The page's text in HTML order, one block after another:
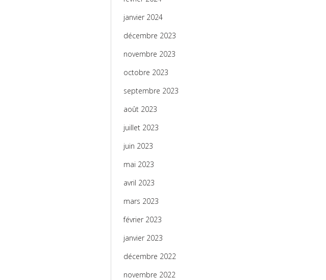
janvier 2024
décembre 2023
novembre 2023
octobre 2023
septembre 2023
août 2023
juillet 2023
juin 2023
mai 2023
avril 2023
mars 2023
février 2023
janvier 2023
décembre 2022
novembre 2022